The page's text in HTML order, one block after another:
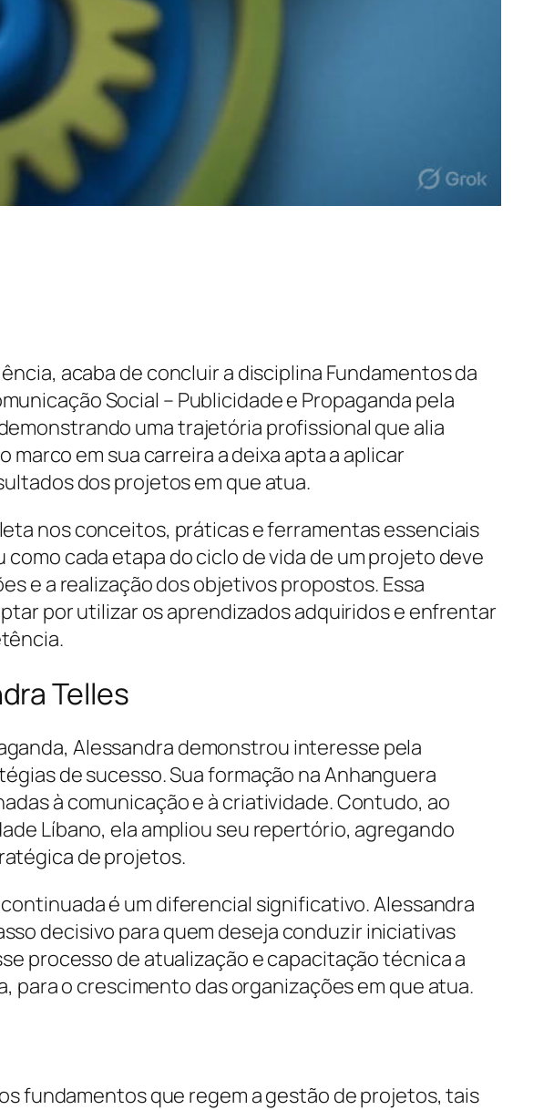
acaba de concluir a disciplina Fundamentos da
Social – Publicidade e Propaganda pela
uma trajetória profissional que alia
em sua carreira a deixa apta a aplicar
dos projetos em que atua.
nos conceitos, práticas e ferramentas essenciais
cada etapa do ciclo de vida de um projeto deve
e a realização dos objetivos propostos. Essa
por utilizar os aprendizados adquiridos e enfrentar
Telles
Alessandra demonstrou interesse pela
de sucesso. Sua formação na Anhanguera
à comunicação e à criatividade. Contudo, ao
Líbano, ela ampliou seu repertório, agregando
de projetos.
é um diferencial significativo. Alessandra
decisivo para quem deseja conduzir iniciativas
processo de atualização e capacitação técnica a
para o crescimento das organizações em que atua.
fundamentos que regem a gestão de projetos, tais